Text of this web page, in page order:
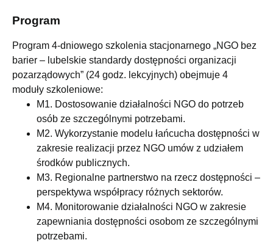
Program
Program 4-dniowego szkolenia stacjonarnego „NGO bez
barier – lubelskie standardy dostępności organizacji
pozarządowych” (24 godz. lekcyjnych) obejmuje 4
moduły szkoleniowe:
M1. Dostosowanie działalności NGO do potrzeb
osób ze szczególnymi potrzebami.
M2. Wykorzystanie modelu łańcucha dostępności w
zakresie realizacji przez NGO umów z udziałem
środków publicznych.
M3. Regionalne partnerstwo na rzecz dostępności –
perspektywa współpracy różnych sektorów.
M4. Monitorowanie działalności NGO w zakresie
zapewniania dostępności osobom ze szczególnymi
potrzebami.